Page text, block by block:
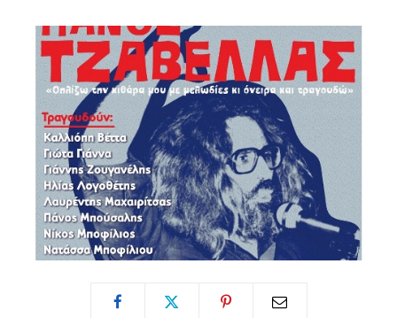
o
k
r
)
r
a
e
s